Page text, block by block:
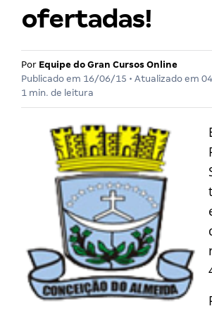
ofertadas!
Por Equipe do Gran Cursos Online
Publicado em 16/06/15 • Atualizado em
1 min. de leitura